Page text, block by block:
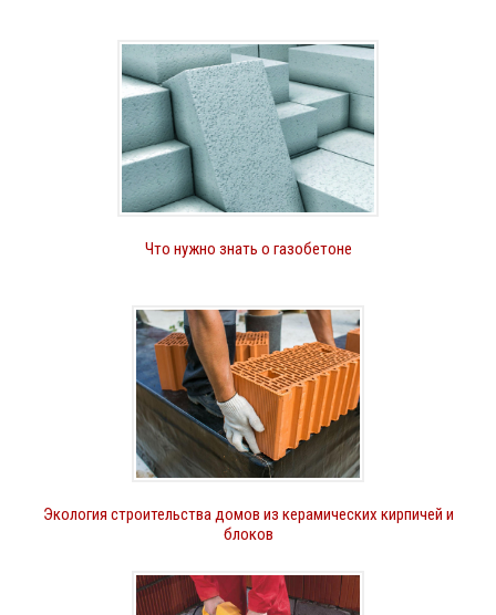
Что нужно знать о газобетоне
Экология строительства домов из керамических кирпичей и
блоков